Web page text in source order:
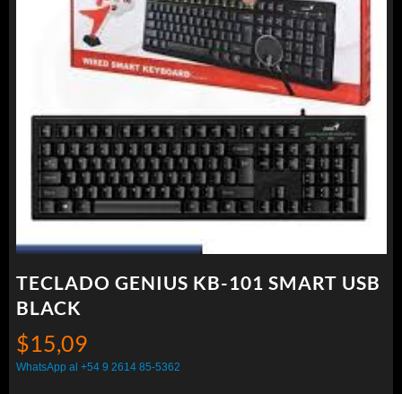
TECLADO GENIUS KB-101 SMART USB
BLACK
$15,09
WhatsApp al +54 9 2614 85-5362